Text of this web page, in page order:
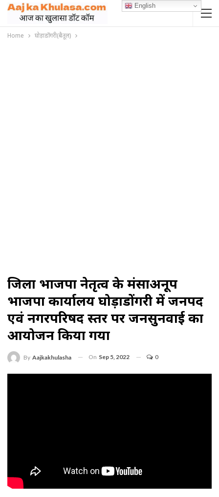
Home घोड़ाडोंगरी(बैतूल)
जिला भाजपा नेतृत्व के मंसाअनूरूप
भाजपा कार्यालय घोड़ाडोंगरी में जनपद
एवं नगरपरिषद स्तर पर जनसुनवाई का
आयोजन किया गया
By Aajkakhulasha On Sep 5, 2022 0
English